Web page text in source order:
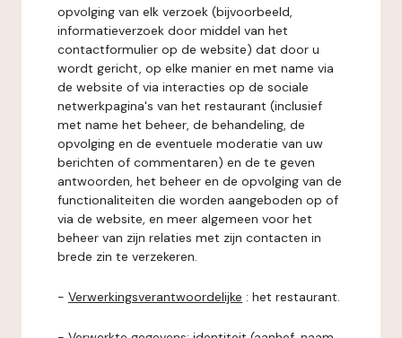
opvolging van elk verzoek (bijvoorbeeld,
informatieverzoek door middel van het
contactformulier op de website) dat door u
wordt gericht, op elke manier en met name via
de website of via interacties op de sociale
netwerkpagina's van het restaurant (inclusief
met name het beheer, de behandeling, de
opvolging en de eventuele moderatie van uw
berichten of commentaren) en de te geven
antwoorden, het beheer en de opvolging van de
functionaliteiten die worden aangeboden op of
via de website, en meer algemeen voor het
beheer van zijn relaties met zijn contacten in
brede zin te verzekeren.
- Verwerkingsverantwoordelijke : het restaurant.